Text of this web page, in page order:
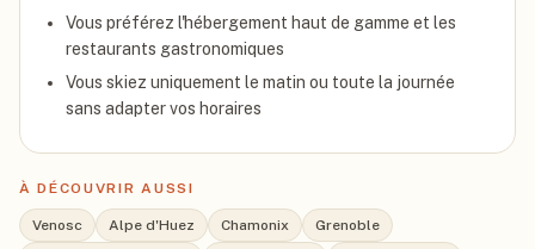
Vous préférez l'hébergement haut de gamme et les
restaurants gastronomiques
Vous skiez uniquement le matin ou toute la journée
sans adapter vos horaires
À DÉCOUVRIR AUSSI
Venosc Alpe d'Huez Chamonix
Grenoble